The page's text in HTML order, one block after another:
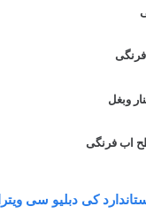
فرنگی
وبغل
اب فرنگی
کی دبلیو سی